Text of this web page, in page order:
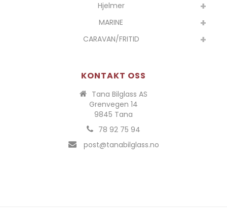
Hjelmer
MARINE
CARAVAN/FRITID
KONTAKT OSS
Tana Bilglass AS
Grenvegen 14
9845 Tana
78 92 75 94
post@tanabilglass.no